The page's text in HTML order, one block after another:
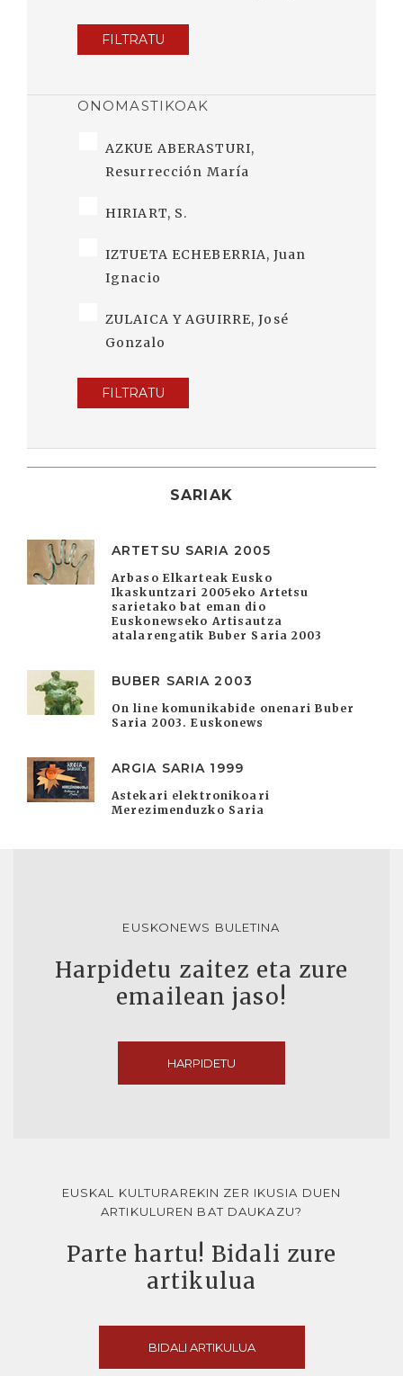
FILTRATU
ONOMASTIKOAK
AZKUE ABERASTURI,
Resurrección María
HIRIART, S.
IZTUETA ECHEBERRIA, Juan
Ignacio
ZULAICA Y AGUIRRE, José
Gonzalo
FILTRATU
SARIAK
ARTETSU SARIA 2005
Arbaso Elkarteak Eusko
Ikaskuntzari 2005eko Artetsu
sarietako bat eman dio
Euskonewseko Artisautza
atalarengatik Buber Saria 2003
BUBER SARIA 2003
On line komunikabide onenari Buber
Saria 2003. Euskonews
ARGIA SARIA 1999
Astekari elektronikoari
Merezimenduzko Saria
EUSKONEWS BULETINA
Harpidetu zaitez eta zure
emailean jaso!
HARPIDETU
EUSKAL KULTURAREKIN ZER IKUSIA DUEN
ARTIKULUREN BAT DAUKAZU?
Parte hartu! Bidali zure
artikulua
BIDALI ARTIKULUA